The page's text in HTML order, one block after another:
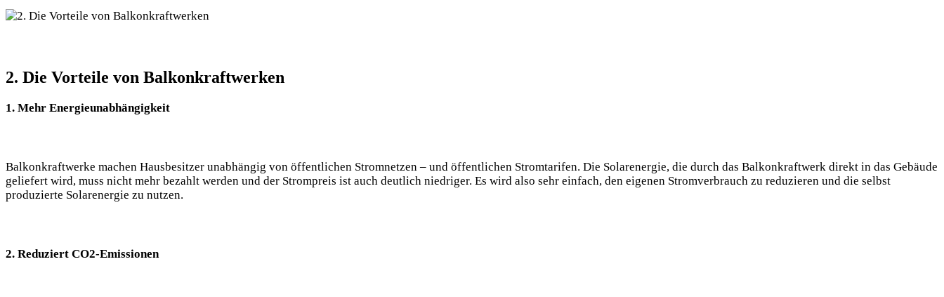
2. Die​ Vorteile von Balkonkraftwerken
1. Mehr Energieunabhängigkeit
Balkonkraftwerke machen Hausbesitzer unabhängig von öffentlichen⁣ Stromnetzen – und ‌öffentlichen ⁤Stromtarifen. Die Solarenergie, die durch das ​Balkonkraftwerk direkt in das Gebäude
geliefert wird, muss nicht mehr bezahlt ⁣werden und​ der Strompreis‍ ist auch deutlich niedriger. Es wird also sehr ‍einfach, ⁤den eigenen Stromverbrauch zu ‌reduzieren und die selbst
produzierte Solarenergie zu nutzen.
2. Reduziert CO2-Emissionen